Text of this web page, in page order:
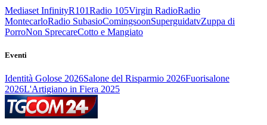
Mediaset InfinityR101Radio 105Virgin RadioRadio
MontecarloRadio SubasioComingsoonSuperguidatvZuppa di
PorroNon SprecareCotto e Mangiato
Eventi
Identità Golose 2026Salone del Risparmio 2026Fuorisalone
2026L'Artigiano in Fiera 2025